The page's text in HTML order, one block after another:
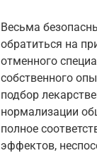
Весьма
обратиться на
отменного
собственного
подбор
нормализации
полное
эффектов,